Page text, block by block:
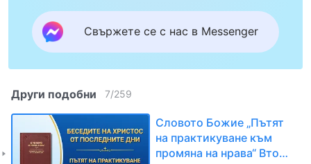
Свържете се с нас в Messenger
Други подобни 7/259
Словото Божие „Пътят
на практикуване към
промяна на нрава“ Втора